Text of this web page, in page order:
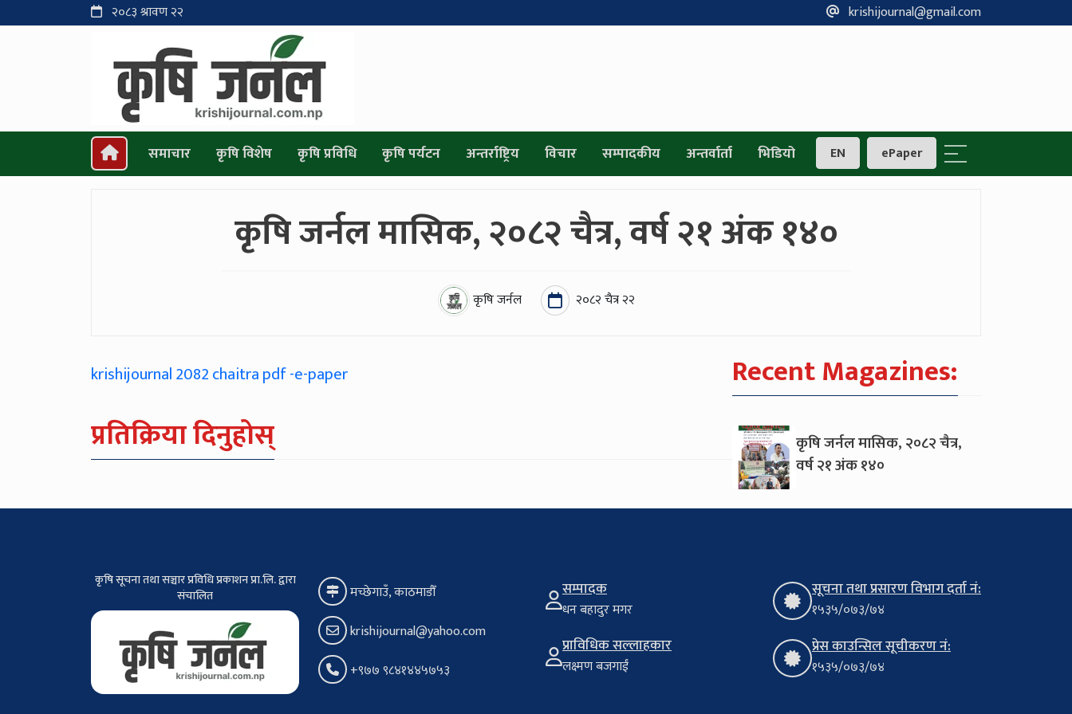
२०८३ श्रावण २२ krishijournal@gmail.com
समाचार कृषि विशेष कृषि प्रविधि कृषि पर्यटन अन्तर्राष्ट्रिय विचार सम्पादकीय अन्तर्वार्ता भिडियो EN ePaper
कृषि जर्नल मासिक, २०८२ चैत्र, वर्ष २१ अंक १४०
कृषि जर्नल २०८२ चैत्र २२
krishijournal 2082 chaitra pdf -e-paper
प्रतिक्रिया दिनुहोस्
Recent Magazines:
कृषि जर्नल मासिक, २०८२ चैत्र,
वर्ष २१ अंक १४०
कृषि सूचना तथा सञ्चार प्रविधि प्रकाशन प्रा.लि. द्वारा
संचालित
मच्छेगाउँ, काठमाडौँ
krishijournal@yahoo.com
+९७७ ९८४१४४५७५३
सम्पादक
धन बहादुर मगर
प्राविधिक सल्लाहकार
लक्ष्मण बजगाईं
सूचना तथा प्रसारण विभाग दर्ता नं:
१५३५/०७३/७४
प्रेस काउन्सिल सूचीकरण नं:
१५३५/०७३/७४